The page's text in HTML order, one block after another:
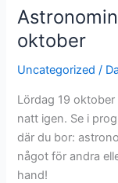
den
nya
tidens
radioastronomi
oktober
Uncategorized /
Lördag 19
natt igen. Se i
där du bor:
något för andra
hand!